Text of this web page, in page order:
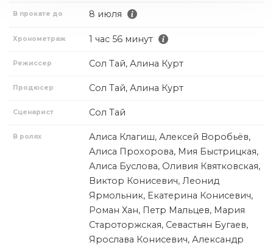
В прокате до 8 июля
Хронометраж 1 час 56 минут
Режиссер Сол Тай, Алина Курт
Продюсер Сол Тай, Алина Курт
Сценарист Сол Тай
В ролях
Алиса Клагиш, Алексей Воробьёв,
Алиса Прохорова, Мия Быстрицкая,
Алиса Буслова, Оливия Квятковская,
Виктор Конисевич, Леонид
Ярмольник, Екатерина Конисевич,
Роман Хан, Петр Мальцев, Мария
Староторжская, Севастьян Бугаев,
Ярослава Конисевич, Александр